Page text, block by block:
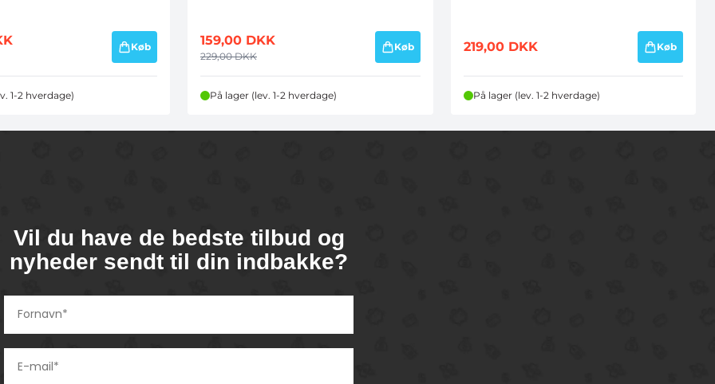
Køb
1-2 hverdage)
159,00 DKK
229,00DKK
Køb
På lager (lev. 1-2 hverdage)
219,00 DKK Køb
På lager (lev. 1-2 hverdage)
Vil du have de bedste tilbud og
nyheder sendt til din indbakke?